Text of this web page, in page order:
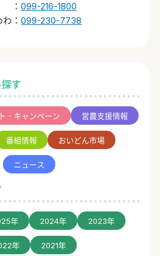
す
・キャンペーン 営農支援情報
番組情報 おいどん市場
ニュース
年 2024年 2023年
年 2021年
099-216-1800
わ：099-230-7738